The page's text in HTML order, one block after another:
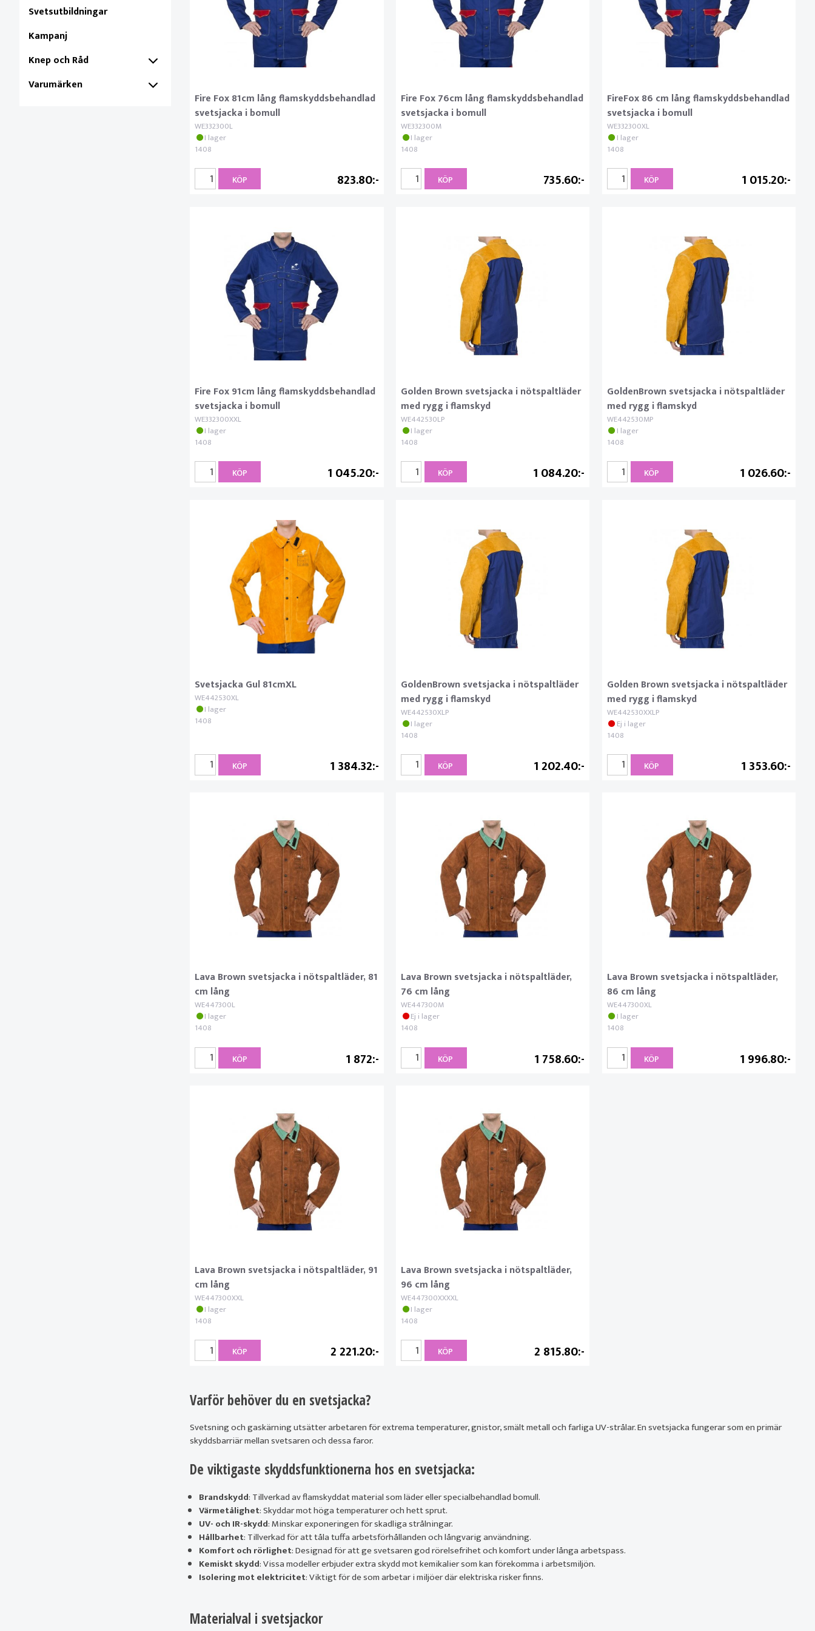
Svetsutbildningar
Kampanj
Knep och Råd
Varumärken
Fire Fox 81cm lång flamskyddsbehandlad
svetsjacka i bomull
WE332300L
I lager
1408
823.80
KÖP
Fire Fox 76cm lång flamskyddsbehandlad
svetsjacka i bomull
WE332300M
I lager
1408
735.60
KÖP
FireFox 86 cm lång flamskyddsbehandlad
svetsjacka i bomull
WE332300XL
I lager
1408
1 015.20
KÖP
Fire Fox 91cm lång flamskyddsbehandlad
svetsjacka i bomull
WE332300XXL
I lager
1408
1 045.20
KÖP
Golden Brown svetsjacka i nötspaltläder
med rygg i flamskyd
WE442530LP
I lager
1408
1 084.20
KÖP
GoldenBrown svetsjacka i nötspaltläder
med rygg i flamskyd
WE442530MP
I lager
1408
1 026.60
KÖP
Svetsjacka Gul 81cmXL
WE442530XL
I lager
1408
1 384.32
KÖP
GoldenBrown svetsjacka i nötspaltläder
med rygg i flamskyd
WE442530XLP
I lager
1408
1 202.40
KÖP
Golden Brown svetsjacka i nötspaltläder
med rygg i flamskyd
WE442530XXLP
Ej i lager
1408
1 353.60
KÖP
Lava Brown svetsjacka i nötspaltläder, 81
cm lång
WE447300L
I lager
1408
1 872
KÖP
Lava Brown svetsjacka i nötspaltläder,
76 cm lång
WE447300M
Ej i lager
1408
1 758.60
KÖP
Lava Brown svetsjacka i nötspaltläder,
86 cm lång
WE447300XL
I lager
1408
1 996.80
KÖP
Lava Brown svetsjacka i nötspaltläder, 91
cm lång
WE447300XXL
I lager
1408
2 221.20
KÖP
Lava Brown svetsjacka i nötspaltläder,
96 cm lång
WE447300XXXXL
I lager
1408
2 815.80
KÖP
Varför behöver du en svetsjacka?
Svetsning och gaskärning utsätter arbetaren för extrema temperaturer, gnistor, smält metall och farliga UV-strålar. En svetsjacka fungerar som en primär
skyddsbarriär mellan svetsaren och dessa faror.
De viktigaste skyddsfunktionerna hos en svetsjacka:
Brandskydd: Tillverkad av flamskyddat material som läder eller specialbehandlad bomull.
Värmetålighet: Skyddar mot höga temperaturer och hett sprut.
UV- och IR-skydd: Minskar exponeringen för skadliga strålningar.
Hållbarhet: Tillverkad för att tåla tuffa arbetsförhållanden och långvarig användning.
Komfort och rörlighet: Designad för att ge svetsaren god rörelsefrihet och komfort under långa arbetspass.
Kemiskt skydd: Vissa modeller erbjuder extra skydd mot kemikalier som kan förekomma i arbetsmiljön.
Isolering mot elektricitet: Viktigt för de som arbetar i miljöer där elektriska risker finns.
Materialval i svetsjackor